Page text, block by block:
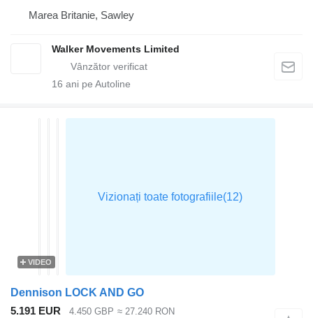
Marea Britanie, Sawley
Walker Movements Limited
16 ani pe Autoline
VIDEO
Dennison LOCK AND GO
5.191 EUR
4.450 GBP ≈ 27.240 RON